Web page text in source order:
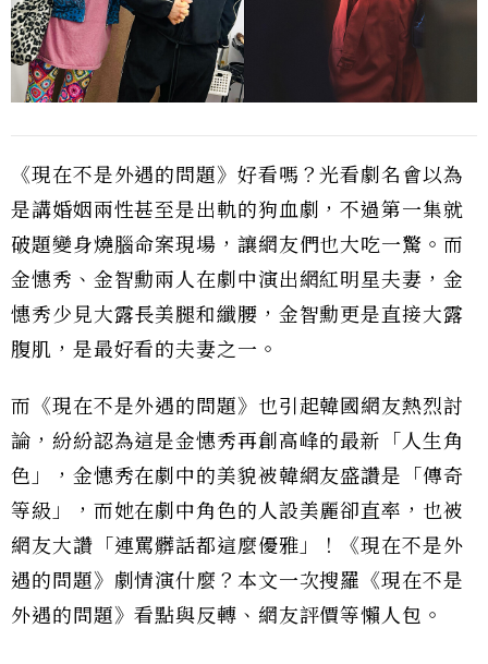
《現在不是外遇的問題》好看嗎？光看劇名會以為
是講婚姻兩性甚至是出軌的狗血劇，不過第一集就
破題變身燒腦命案現場，讓網友們也大吃一驚。而
金憓秀、金智勳兩人在劇中演出網紅明星夫妻，金
憓秀少見大露長美腿和纖腰，金智勳更是直接大露
腹肌，是最好看的夫妻之一。
而《現在不是外遇的問題》也引起韓國網友熱烈討
論，紛紛認為這是金憓秀再創高峰的最新「人生角
色」，金憓秀在劇中的美貌被韓網友盛讚是「傳奇
等級」，而她在劇中角色的人設美麗卻直率，也被
網友大讚「連罵髒話都這麼優雅」！《現在不是外
遇的問題》劇情演什麼？本文一次搜羅《現在不是
外遇的問題》看點與反轉、網友評價等懶人包。